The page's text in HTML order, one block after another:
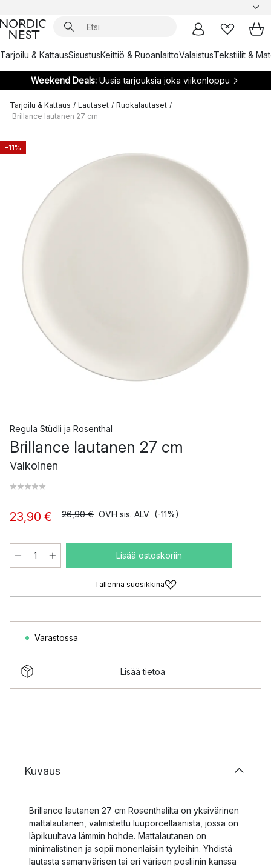
Tarjoilu & KattausSisustusKeittiö & RuoanlaittoValaistusTekstiilit &
Weekend Deals:Uusia tarjouksia joka viikonloppu
Tarjoilu & Kattaus / Lautaset / Ruokalautaset /
Brillance lautanen 27 cm
-11%
Regula Stüdli ja Rosenthal
Brillance lautanen 27 cm
Valkoinen
23,90 € 26,90 € OVH sis. ALV (-11%)
Lisää ostoskoriin
Tallenna suosikkina
Varastossa
Lisää tietoa
Kuvaus
Brillance lautanen 27 cm Rosenthalilta on yksivärinen
mattalautanen, valmistettu luuporcellaanista, jossa on
läpikuultava lämmin hohde. Mattalautanen on
minimalistinen ja sopii monenlaisiin tyyleihin. Yhdistä
lautasta samanvärisen tai eri värisen posliinin kanssa